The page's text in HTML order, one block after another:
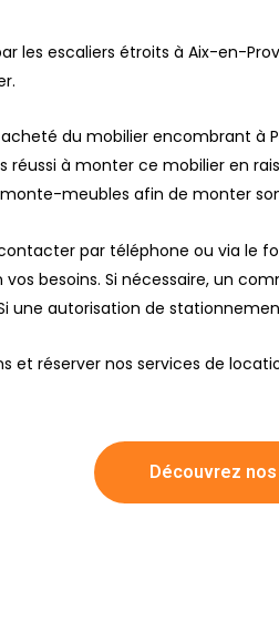
les escaliers étroits à Aix-en-
du mobilier encombrant à
réussi à monter ce mobilier
monte-meubles afin de monter
par téléphone ou via
besoins. Si nécessaire, un
autorisation de
et réserver nos services de
Découvrez